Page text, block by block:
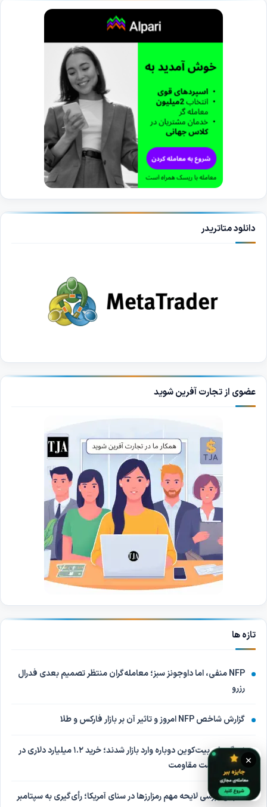
دانلود متاتریدر
عضوی از تجارت آفرین شوید
تازه ها
NFP منفی، اما داوجونز سبز؛ معامله‌گران منتظر تصمیم بعدی فدرال
رزرو
گزارش شاخص NFP امروز و تاثیر آن بر بازار فارکس و طلا
نهنگ‌های بیت‌کوین دوباره وارد بازار شدند؛ خرید ۱.۲ میلیارد دلاری در
انتظار شکست مقاومت
تعویق بررسی لایحه مهم رمزارزها در سنای آمریکا؛ رأی‌گیری به سپتامبر
×